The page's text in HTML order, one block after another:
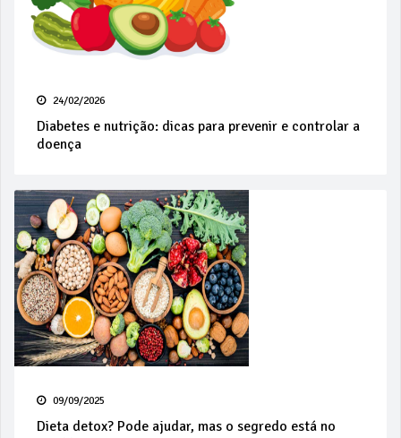
24/02/2026
Diabetes e nutrição: dicas para prevenir e controlar a
doença
09/09/2025
Dieta detox? Pode ajudar, mas o segredo está no